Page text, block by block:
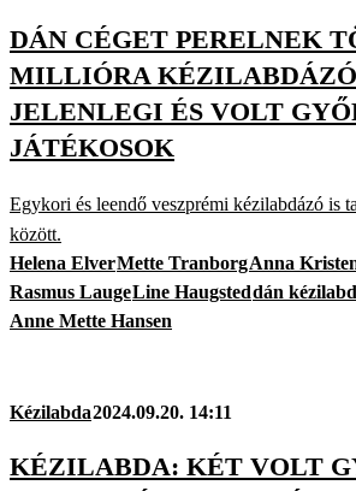
DÁN CÉGET PERELNEK
MILLIÓRA
JELENLEGI ÉS VOLT
JÁTÉKOSOK
Egykori és leendő veszprémi kézilabdázó is
között.
Helena ElverMette TranborgAnna
Rasmus LaugeLine Haugsteddán
Anne Mette Hansen
Kézilabda2024.09.20. 14:11
KÉZILABDA: KÉT VOLT